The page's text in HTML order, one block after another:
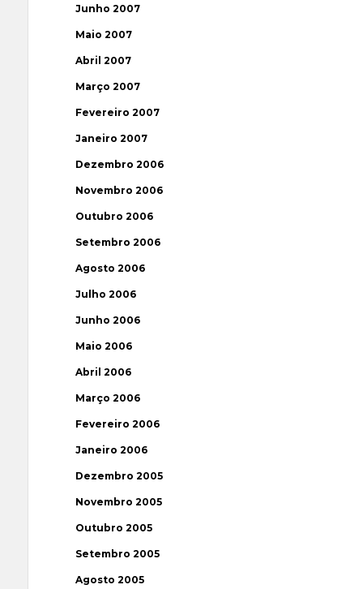
Junho 2007
Maio 2007
Abril 2007
Março 2007
Fevereiro 2007
Janeiro 2007
Dezembro 2006
Novembro 2006
Outubro 2006
Setembro 2006
Agosto 2006
Julho 2006
Junho 2006
Maio 2006
Abril 2006
Março 2006
Fevereiro 2006
Janeiro 2006
Dezembro 2005
Novembro 2005
Outubro 2005
Setembro 2005
Agosto 2005